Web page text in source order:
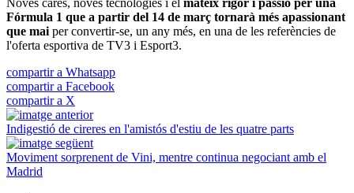
Fórmula 1 que a partir del 14 de març tornarà més apassionant
que mai per convertir-se, un any més, en una de les referències de
l'oferta esportiva de TV3 i Esport3.
compartir a Whatsapp
compartir a Facebook
compartir a X
Indigestió de cireres en l'amistós d'estiu de les quatre parts
Moviment sorprenent de Vini, mentre continua negociant amb el
Madrid